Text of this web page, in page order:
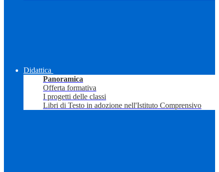
Didattica
Panoramica
Offerta formativa
I progetti delle classi
Libri di Testo in adozione nell'Istituto Comprensivo